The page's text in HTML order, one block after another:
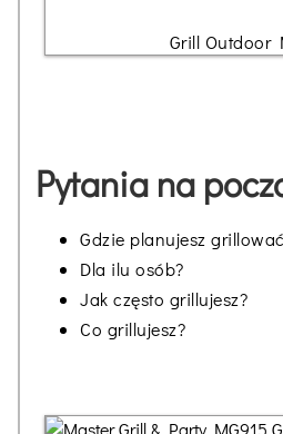
Grill Outdoor
Pytania na
Gdzie planujesz
Dla ilu osób?
Jak często grillujesz?
Co grillujesz?